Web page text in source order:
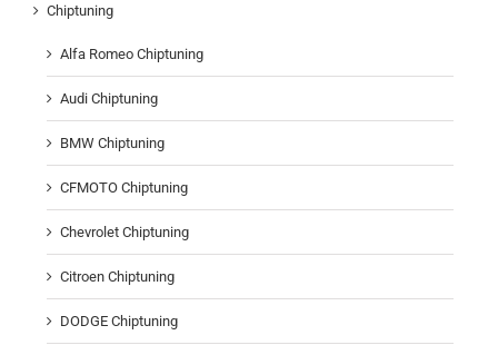
Chiptuning
Alfa Romeo Chiptuning
Audi Chiptuning
BMW Chiptuning
CFMOTO Chiptuning
Chevrolet Chiptuning
Citroen Chiptuning
DODGE Chiptuning